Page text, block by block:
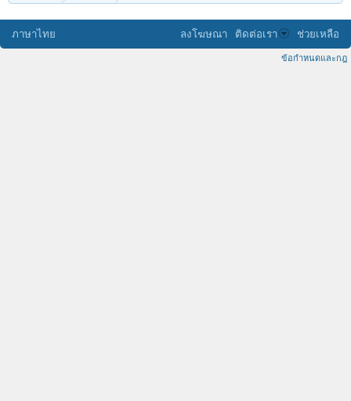
ภาษาไทย ลงโฆษณา ติดต่อเรา ช่วยเหลือ
ข้อกำหนดและกฎ